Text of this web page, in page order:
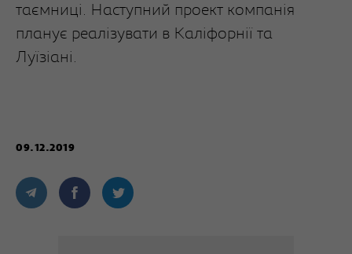
таємниці. Наступний проект компанія
планує реалізувати в Каліфорнії та
Луїзіані.
09.12.2019